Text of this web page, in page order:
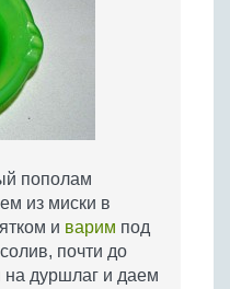
пополам
из миски в
и варим под
почти до
на дуршлаг и даем